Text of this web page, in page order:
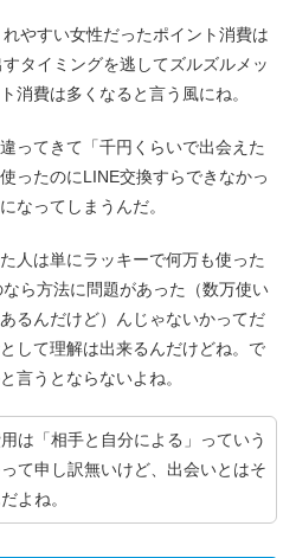
やすい女性だったポイント消費は
タイミングを逃してズルズルメッ
消費は多くなると言う風にね。
ってきて「千円くらいで出会えた
ったのにLINE交換すらできなかっ
なってしまうんだ。
人は単にラッキーで何万も使った
ら方法に問題があった（数万使い
るんだけど）んじゃないかってだ
して理解は出来るんだけどね。で
言うとならないよね。
は「相手と自分による」っていう
て申し訳無いけど、出会いとはそ
よね。